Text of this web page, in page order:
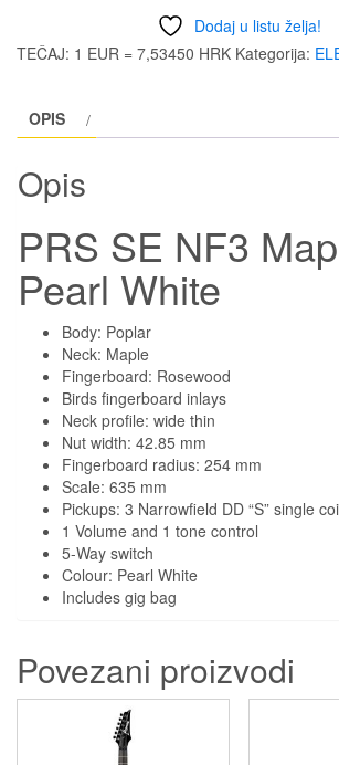
Maple
količina
Dodaj u listu želja!
TEČAJ: 1 EUR = 7,53450 HRK Kategorija:
OPIS
Opis
PRS SE NF3
Pearl White
Body: Poplar
Neck: Maple
Fingerboard: Rosewood
Birds fingerboard inlays
Neck profile: wide thin
Nut width: 42.85 mm
Fingerboard radius: 254 mm
Scale: 635 mm
Pickups: 3 Narrowfield DD “S” single
1 Volume and 1 tone control
5-Way switch
Colour: Pearl White
Includes gig bag
Povezani proizvodi